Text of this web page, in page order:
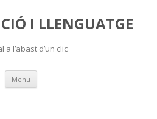
I LLENGUATGE
a l’abast d’un clic
Menu Skip
content